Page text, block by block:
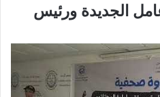
الجديدة ورئيس